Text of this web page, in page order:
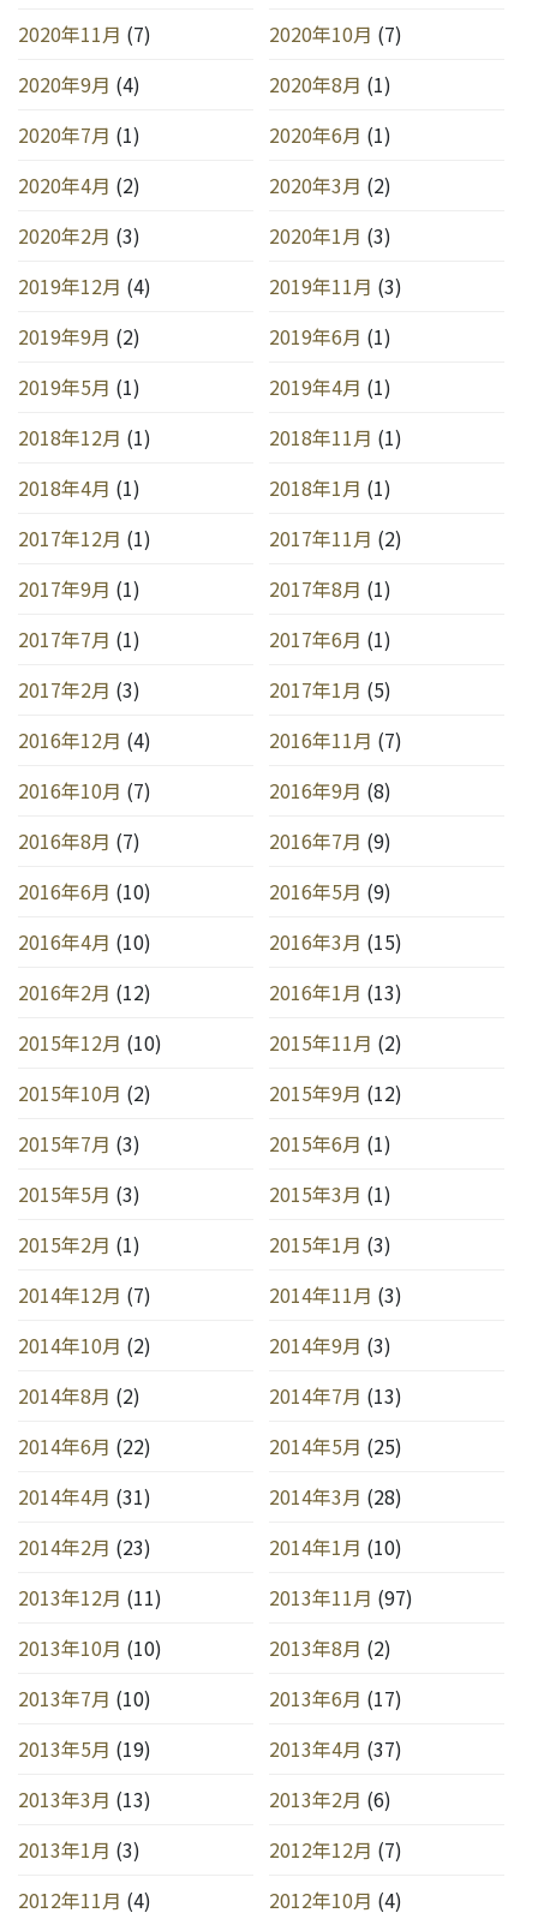
2020年11月 (7) 2020年10月 (7)
2020年9月 (4) 2020年8月 (1)
2020年7月 (1) 2020年6月 (1)
2020年4月 (2) 2020年3月 (2)
2020年2月 (3) 2020年1月 (3)
2019年12月 (4) 2019年11月 (3)
2019年9月 (2) 2019年6月 (1)
2019年5月 (1) 2019年4月 (1)
2018年12月 (1) 2018年11月 (1)
2018年4月 (1) 2018年1月 (1)
2017年12月 (1) 2017年11月 (2)
2017年9月 (1) 2017年8月 (1)
2017年7月 (1) 2017年6月 (1)
2017年2月 (3) 2017年1月 (5)
2016年12月 (4) 2016年11月 (7)
2016年10月 (7) 2016年9月 (8)
2016年8月 (7) 2016年7月 (9)
2016年6月 (10) 2016年5月 (9)
2016年4月 (10) 2016年3月 (15)
2016年2月 (12) 2016年1月 (13)
2015年12月 (10) 2015年11月 (2)
2015年10月 (2) 2015年9月 (12)
2015年7月 (3) 2015年6月 (1)
2015年5月 (3) 2015年3月 (1)
2015年2月 (1) 2015年1月 (3)
2014年12月 (7) 2014年11月 (3)
2014年10月 (2) 2014年9月 (3)
2014年8月 (2) 2014年7月 (13)
2014年6月 (22) 2014年5月 (25)
2014年4月 (31) 2014年3月 (28)
2014年2月 (23) 2014年1月 (10)
2013年12月 (11) 2013年11月 (97)
2013年10月 (10) 2013年8月 (2)
2013年7月 (10) 2013年6月 (17)
2013年5月 (19) 2013年4月 (37)
2013年3月 (13) 2013年2月 (6)
2013年1月 (3) 2012年12月 (7)
2012年11月 (4) 2012年10月 (4)